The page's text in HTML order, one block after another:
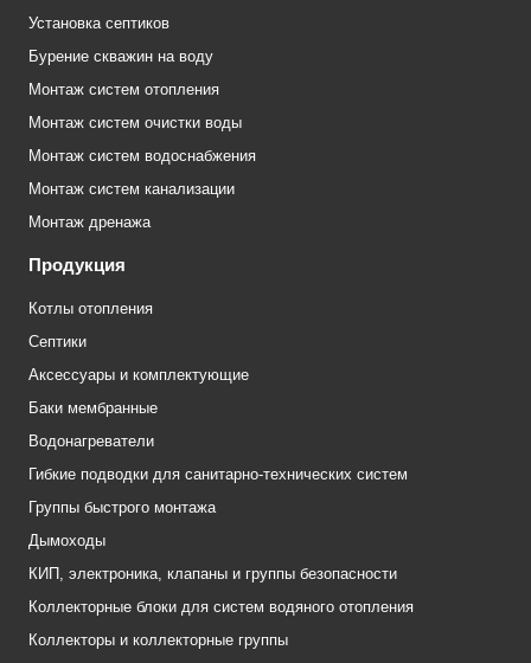
Установка септиков
Бурение скважин на воду
Монтаж систем отопления
Монтаж систем очистки воды
Монтаж систем водоснабжения
Монтаж систем канализации
Монтаж дренажа
Продукция
Котлы отопления
Септики
Аксессуары и комплектующие
Баки мембранные
Водонагреватели
Гибкие подводки для санитарно-технических систем
Группы быстрого монтажа
Дымоходы
КИП, электроника, клапаны и группы безопасности
Коллекторные блоки для систем водяного отопления
Коллекторы и коллекторные группы